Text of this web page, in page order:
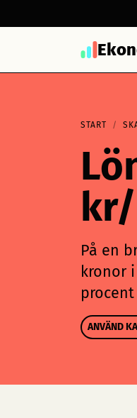
START
På en
kronor
ANVÄND